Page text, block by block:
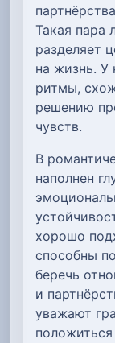
Такая пара
разделяет
на жизнь. У
ритмы,
решению
чувств.
В
наполнен
хорошо
способны
беречь
и
уважают